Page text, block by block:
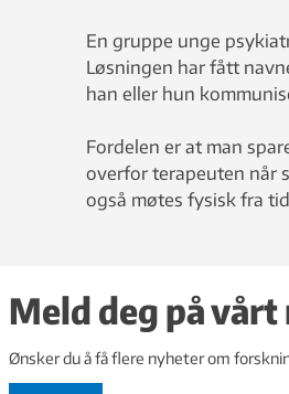
En gruppe unge
Løsningen har fått
han eller hun
Fordelen er at man
overfor terapeuten når
også møtes fysisk fra
Meld deg på
Ønsker du å få flere nyheter om